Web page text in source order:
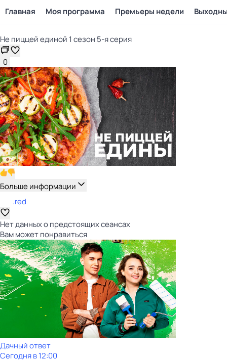
Главная Моя программа Премьеры недели
Не пиццей единой 1 сезон 5-я серия
0
Больше информации
.red
Нет данных о предстоящих сеансах
Вам может понравиться
Дачный ответ
Сегодня в 12:00